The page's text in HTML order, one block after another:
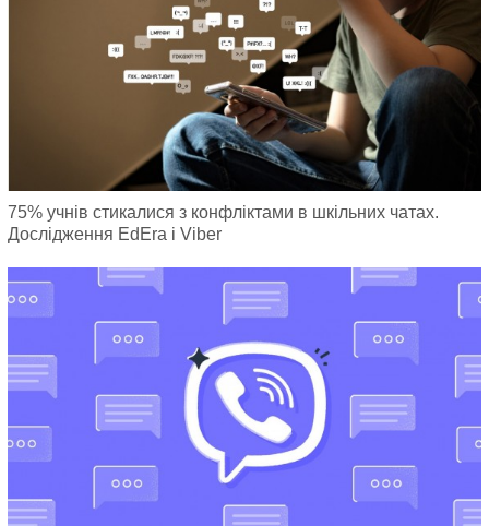
75% учнів стикалися з конфліктами в шкільних чатах.
Дослідження EdEra і Viber